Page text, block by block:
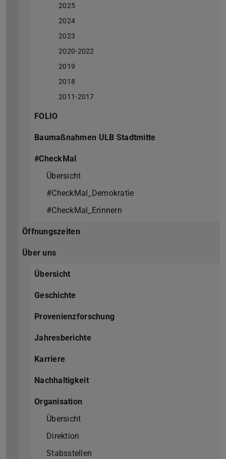
2025
2024
2023
2020-2022
2019
2018
2011-2017
FOLIO
Baumaßnahmen ULB Stadtmitte
#CheckMal
Übersicht
#CheckMal_Demokratie
#CheckMal_Erinnern
Öffnungszeiten
Über uns
Übersicht
Geschichte
Provenienzforschung
Jahresberichte
Karriere
Nachhaltigkeit
Organisation
Übersicht
Direktion
Stabsstellen